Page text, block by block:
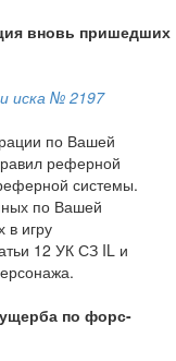
вновь пришедших
иска № 2197
по Вашей
реферной
системы.
по Вашей
игру
12 УК СЗ IL и
по форс-